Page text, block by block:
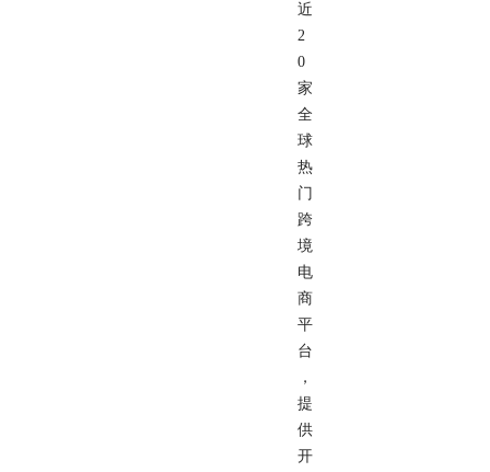
近
2
0
家
全
球
热
门
跨
境
电
商
平
台
，
提
供
开